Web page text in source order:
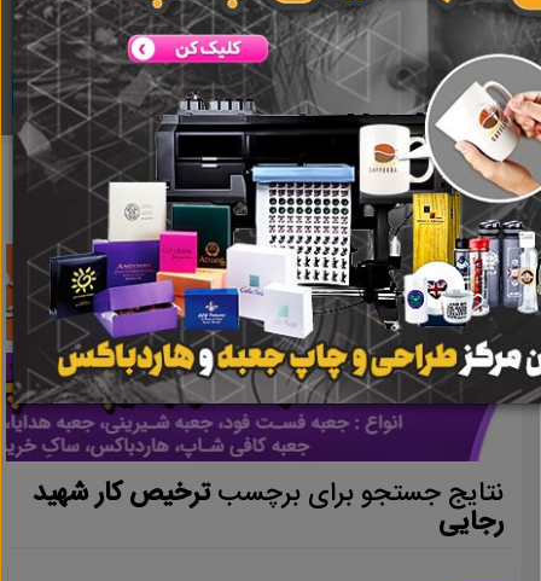
برنامه اندروید تبلیغ شو
مرجع نیازمندیها و تبلیغات اینترنتی
دانلود
تبلیغ شو ترخیص کار شهید رجایی نتایج جستجو برای برچسب ترخیص
کار شهید رجایی
نتایج جستجو برای برچسبترخیص کار شهید
رجایی